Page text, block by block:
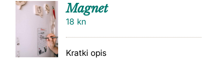
DODAJ
Magnet
18 kn
Kratki opis